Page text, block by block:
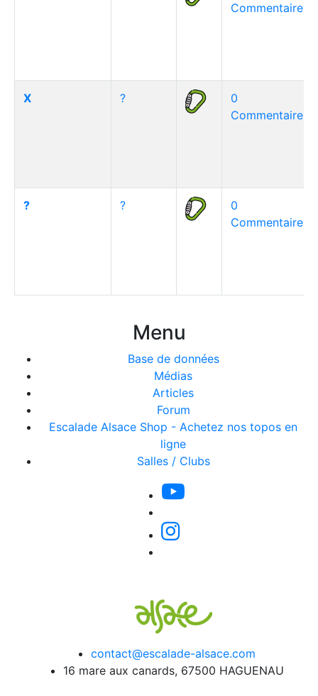
Commentaire(s)
X ?
0
Commentaire(s)
? ?
0
Commentaire(s)
Menu
Base de données
Médias
Articles
Forum
Escalade Alsace Shop - Achetez nos topos en
ligne
Salles / Clubs
contact@escalade-alsace.com
16 mare aux canards, 67500 HAGUENAU